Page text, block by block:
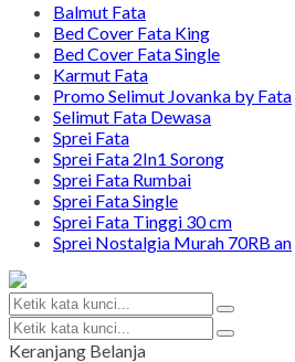
Balmut Fata
Bed Cover Fata King
Bed Cover Fata Single
Karmut Fata
Promo Selimut Jovanka by Fata
Selimut Fata Dewasa
Sprei Fata
Sprei Fata 2In1 Sorong
Sprei Fata Rumbai
Sprei Fata Single
Sprei Fata Tinggi 30 cm
Sprei Nostalgia Murah 70RB an
Keranjang Belanja